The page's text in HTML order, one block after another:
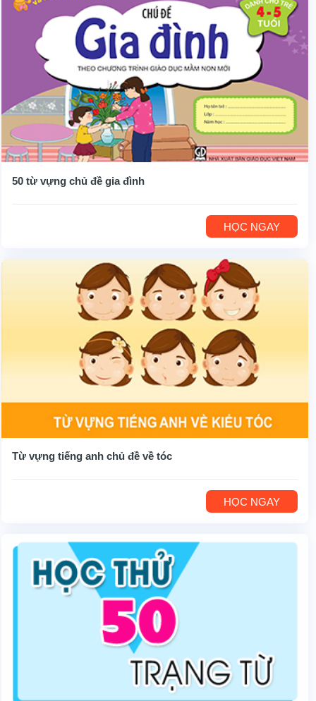
50 từ vựng chủ đề gia đình
HỌC NGAY
Từ vựng tiếng anh chủ đề về tóc
HỌC NGAY